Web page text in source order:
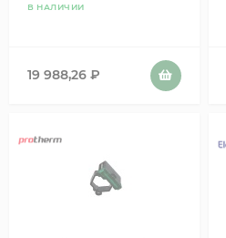
В НАЛИЧИИ
19 988,26 ₽